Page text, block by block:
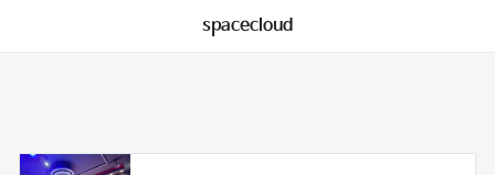
spacecloud